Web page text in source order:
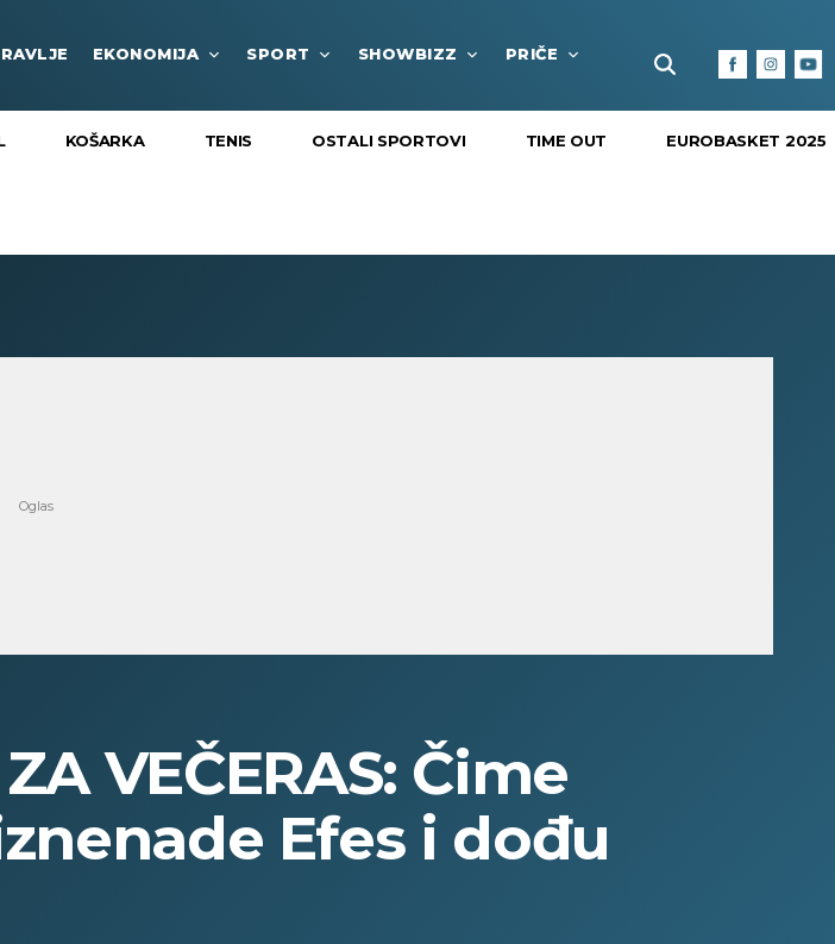
EKONOMIJA SPORT SHOWBIZZ PRIČE FUN BOX KULTURA I
KOŠARKA TENIS OSTALI SPORTOVI TIME OUT EUROBASKET 2025
VEČERAS: Čime
Efes i dođu